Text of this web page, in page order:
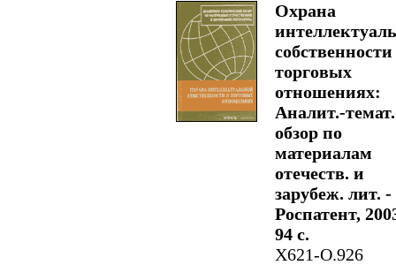
Охрана
торговых
отношениях:
Аналит.-темат.
обзор по
материалам
отечеств. и
зарубеж. лит.
Роспатент,
94 с.
Х621-О.926